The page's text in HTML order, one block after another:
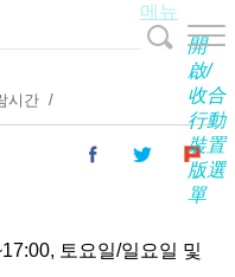
메뉴
開
啟/
收合
行動
裝置
版選
單
시간
토요일/일요일 및